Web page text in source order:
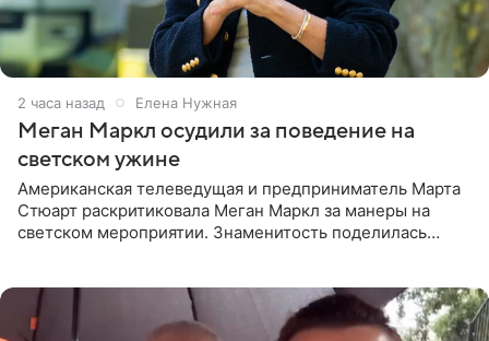
2 часа назад Елена Нужная
Меган Маркл осудили за поведение на
светском ужине
Американская телеведущая и предприниматель Марта
Стюарт раскритиковала Меган Маркл за манеры на
светском мероприятии. Знаменитость поделилась